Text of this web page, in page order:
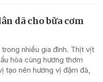
dã cho bữa cơm
nhiều gia đình. Thịt vịt
hòa cùng hương thơm
tạo nên hương vị đậm đà,